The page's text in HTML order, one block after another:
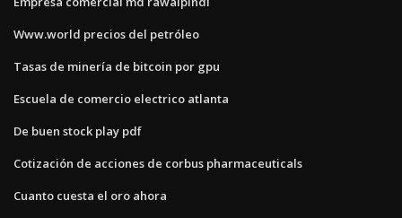
Www.world precios del petróleo
Tasas de minería de bitcoin por gpu
Escuela de comercio electrico atlanta
De buen stock play pdf
Cotización de acciones de corbus pharmaceuticals
Cuanto cuesta el oro ahora